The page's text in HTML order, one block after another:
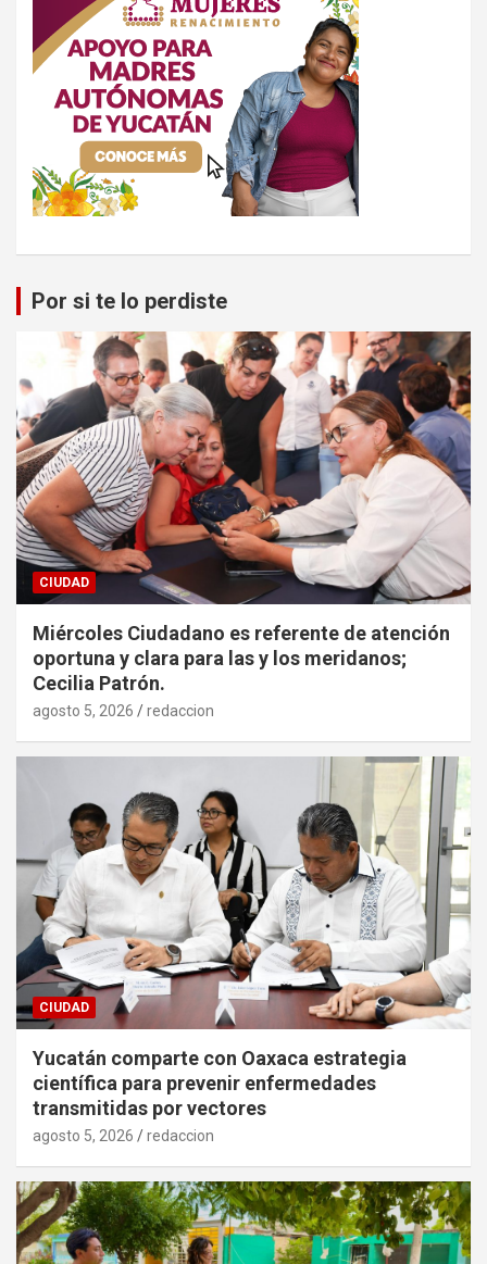
Por si te lo perdiste
CIUDAD
Miércoles Ciudadano es referente de atención
oportuna y clara para las y los meridanos;
Cecilia Patrón.
agosto 5, 2026 redaccion
CIUDAD
Yucatán comparte con Oaxaca estrategia
científica para prevenir enfermedades
transmitidas por vectores
agosto 5, 2026 redaccion